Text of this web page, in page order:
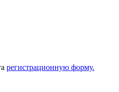
регистрационную форму.